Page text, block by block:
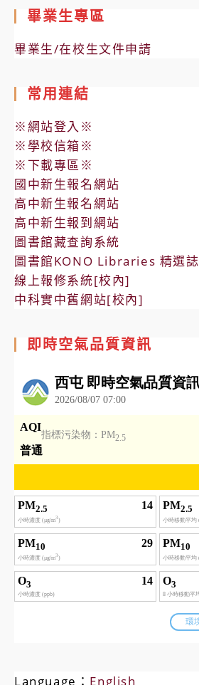
畢業生專區
畢業生/在校生文件申請
常用連結
※網站登入※
※學校信箱※
※下載專區※
國中新生報名網站
高中新生報名網站
高中新生報到網站
圖書館藏查詢系統
圖書館KONO Libraries 精選誌
線上報修系統[校內]
中科實中舊網站[校內]
即時空氣品質資訊
Language： English